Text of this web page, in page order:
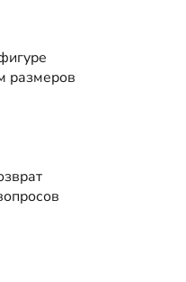
размеров